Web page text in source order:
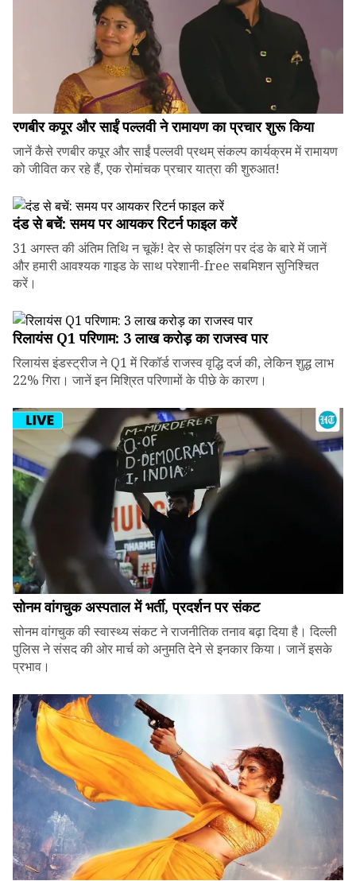
रणबीर कपूर और साईं पल्लवी ने रामायण का प्रचार शुरू किया
जानें कैसे रणबीर कपूर और साईं पल्लवी प्रथम् संकल्प कार्यक्रम में रामायण
को जीवित कर रहे हैं, एक रोमांचक प्रचार यात्रा की शुरुआत!
दंड से बचें: समय पर आयकर रिटर्न फाइल करें
31 अगस्त की अंतिम तिथि न चूकें! देर से फाइलिंग पर दंड के बारे में जानें
और हमारी आवश्यक गाइड के साथ परेशानी-free सबमिशन सुनिश्चित
करें।
रिलायंस Q1 परिणाम: ₹3 लाख करोड़ का राजस्व पार
रिलायंस इंडस्ट्रीज ने Q1 में रिकॉर्ड राजस्व वृद्धि दर्ज की, लेकिन शुद्ध लाभ
22% गिरा। जानें इन मिश्रित परिणामों के पीछे के कारण।
सोनम वांगचुक अस्पताल में भर्ती, प्रदर्शन पर संकट
सोनम वांगचुक की स्वास्थ्य संकट ने राजनीतिक तनाव बढ़ा दिया है। दिल्ली
पुलिस ने संसद की ओर मार्च को अनुमति देने से इनकार किया। जानें इसके
प्रभाव।